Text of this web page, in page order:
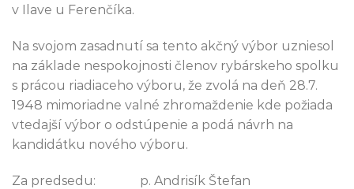
v Ilave u Ferenčíka.
Na svojom zasadnutí sa tento akčný výbor uzniesol
na základe nespokojnosti členov rybárskeho spolku
s prácou riadiaceho výboru, že zvolá na deň 28.7.
1948 mimoriadne valné zhromaždenie kde požiada
vtedajší výbor o odstúpenie a podá návrh na
kandidátku nového výboru.
Za predsedu: p. Andrisík Štefan